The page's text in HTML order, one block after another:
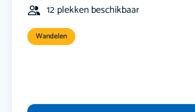
12 plekken beschikbaar
Wandelen